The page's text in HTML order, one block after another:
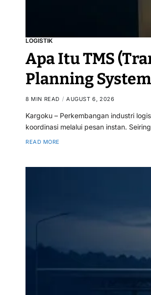
LOGISTIK
Apa Itu TMS
Planning System
8 MIN READ AUGUST 6, 2026
Kargoku – Perkembangan industri
koordinasi melalui pesan instan.
READ MORE